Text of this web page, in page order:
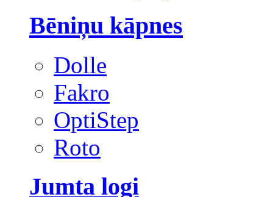
Bēniņu kāpnes
Dolle
Fakro
OptiStep
Roto
Jumta logi